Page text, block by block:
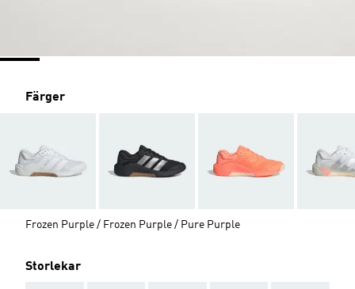
Färger
Frozen Purple / Frozen Purple / Pure Purple
Storlekar